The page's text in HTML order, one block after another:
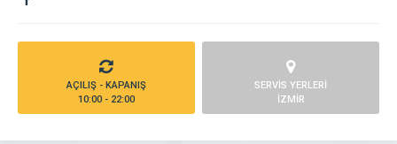
AÇILIŞ - KAPANIŞ
10:00 - 22:00
SERVİS YERLERİ
İZMİR